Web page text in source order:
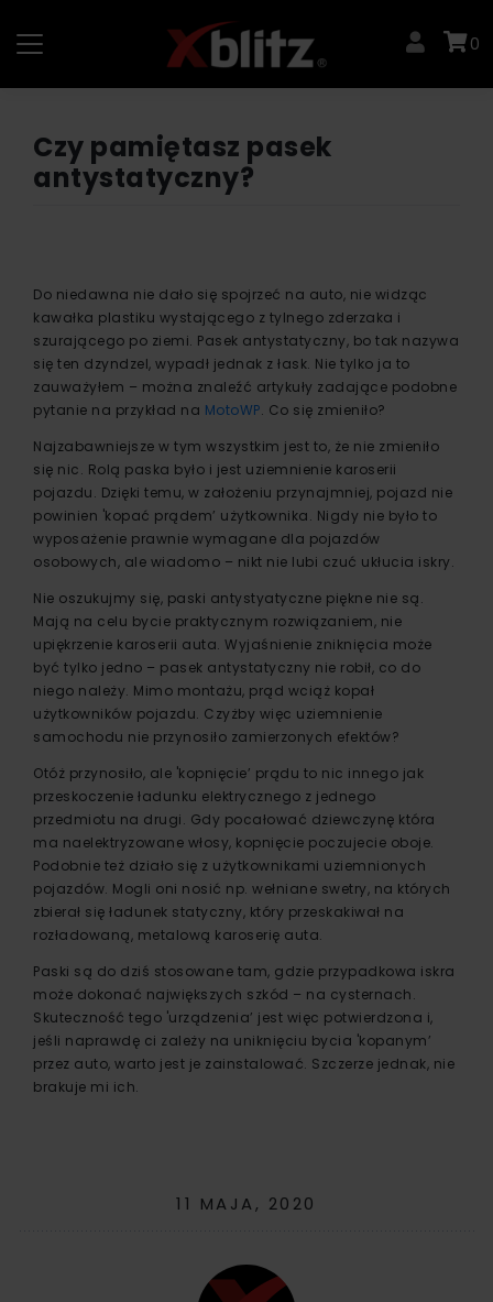
content
0
Czy pamiętasz pasek
antystatyczny?
Do niedawna nie dało się spojrzeć na auto, nie widząc
kawałka plastiku wystającego z tylnego zderzaka i
szurającego po ziemi. Pasek antystatyczny, bo tak nazywa
się ten dzyndzel, wypadł jednak z łask. Nie tylko ja to
zauważyłem – można znaleźć artykuły zadające podobne
pytanie na przykład na MotoWP. Co się zmieniło?
Najzabawniejsze w tym wszystkim jest to, że nie zmieniło
się nic. Rolą paska było i jest uziemnienie karoserii
pojazdu. Dzięki temu, w założeniu przynajmniej, pojazd nie
powinien 'kopać prądem’ użytkownika. Nigdy nie było to
wyposażenie prawnie wymagane dla pojazdów
osobowych, ale wiadomo – nikt nie lubi czuć ukłucia iskry.
Nie oszukujmy się, paski antystyatyczne piękne nie są.
Mają na celu bycie praktycznym rozwiązaniem, nie
upiękrzenie karoserii auta. Wyjaśnienie zniknięcia może
być tylko jedno – pasek antystatyczny nie robił, co do
niego należy. Mimo montażu, prąd wciąż kopał
użytkowników pojazdu. Czyżby więc uziemnienie
samochodu nie przynosiło zamierzonych efektów?
Otóż przynosiło, ale 'kopnięcie’ prądu to nic innego jak
przeskoczenie ładunku elektrycznego z jednego
przedmiotu na drugi. Gdy pocałować dziewczynę która
ma naelektryzowane włosy, kopnięcie poczujecie oboje.
Podobnie też działo się z użytkownikami uziemnionych
pojazdów. Mogli oni nosić np. wełniane swetry, na których
zbierał się ładunek statyczny, który przeskakiwał na
rozładowaną, metalową karoserię auta.
Paski są do dziś stosowane tam, gdzie przypadkowa iskra
może dokonać największych szkód – na cysternach.
Skuteczność tego 'urządzenia’ jest więc potwierdzona i,
jeśli naprawdę ci zależy na uniknięciu bycia 'kopanym’
przez auto, warto jest je zainstalować. Szczerze jednak, nie
brakuje mi ich.
11 MAJA, 2020